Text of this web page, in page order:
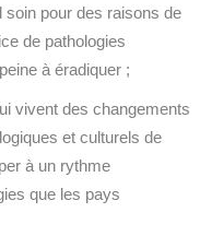
soin pour des raisons de
de pathologies
à éradiquer ;
vivent des changements
et culturels de
à un rythme
que les pays